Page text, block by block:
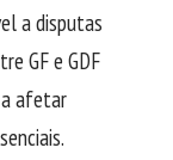
a disputas
GF e GDF
a afetar